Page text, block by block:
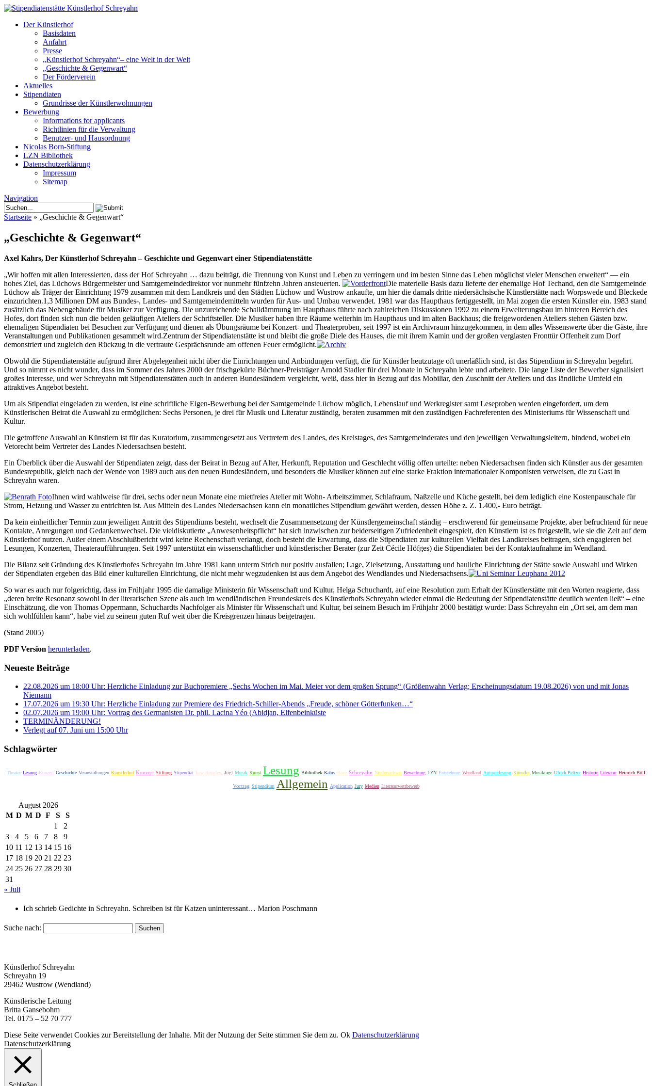
Der Künstlerhof
Basisdaten
Anfahrt
Presse
„Künstlerhof Schreyahn“– eine Welt in der Welt
„Geschichte & Gegenwart“
Der Förderverein
Aktuelles
Stipendiaten
Grundrisse der Künstlerwohnungen
Bewerbung
Informations for applicants
Richtlinien für die Verwaltung
Benutzer- und Hausordnung
Nicolas Born-Stiftung
LZN Bibliothek
Datenschutzerklärung
Impressum
Sitemap
Navigation
Startseite » „Geschichte & Gegenwart“
„Geschichte & Gegenwart“
Axel Kahrs, Der Künstlerhof Schreyahn – Geschichte und Gegenwart einer Stipendiatenstätte
„Wir hoffen mit allen Interessierten, dass der Hof Schreyahn … dazu beiträgt, die Trennung von Kunst und Leben zu verringern und im besten Sinne das Leben möglichst vieler Menschen erweitert“ — ein
hohes Ziel, das Lüchows Bürgermeister und Samtgemeindedirektor vor nunmehr fünfzehn Jahren ansteuerten.
Die materielle Basis dazu lieferte der ehemalige Hof Techand, den die Samtgemeinde
Lüchow als Träger der Einrichtung 1979 zusammen mit dem Landkreis und den Städten Lüchow und Wustrow ankaufte, um hier die damals dritte niedersächsische Künstlerstätte nach Worpswede und Bleckede
einzurichten.1,3 Millionen DM aus Bundes-, Landes- und Samtgemeindemitteln wurden für Aus- und Umbau verwendet. 1981 war das Haupthaus fertiggestellt, im Mai zogen die ersten Künstler ein. 1983 stand
zusätzlich das Nebengebäude für Musiker zur Verfügung. Die unzureichende Schalldämmung im Haupthaus führte nach zahlreichen Diskussionen 1992 zu einem Erweiterungsbau im hinteren Bereich des
Hofes, dort finden sich nun die beiden geläufigen Ateliers der Schriftsteller. Die Musiker haben ihre Räume weiterhin im Haupthaus und im alten Backhaus; die freigewordenen Ateliers stehen Gästen bzw.
ehemaligen Stipendiaten bei Besuchen zur Verfügung und dienen als Übungsräume bei Konzert- und Theaterproben, seit 1997 ist ein Archivraum hinzugekommen, in dem alles Wissenswerte über die Gäste, ihre
Veranstaltungen und Publikationen gesammelt wird.Zentrum der Stipendiatenstätte ist und bleibt die große Diele des Hauses, die mit ihrem Kamin und der großen verglasten Fronttür Offenheit zum Dorf
demonstriert und zugleich den Rückzug in die vertraute Gesprächsrunde am offenen Feuer ermöglicht.
Obwohl die Stipendiatenstätte aufgrund ihrer Abgelegenheit nicht über die Einrichtungen und Anbindungen verfügt, die für Künstler heutzutage oft unerläßlich sind, ist das Stipendium in Schreyahn begehrt.
Und so nimmt es nicht wunder, dass im Sommer des Jahres 2000 der frischgekürte Büchner-Preisträger Arnold Stadler für drei Monate in Schreyahn lebte und arbeitete. Die lange Liste der Bewerber signalisiert
großes Interesse, und wer Schreyahn mit Stipendiatenstätten auch in anderen Bundesländern vergleicht, weiß, dass hier in Bezug auf das Mobiliar, den Zuschnitt der Ateliers und das ländliche Umfeld ein
attraktives Angebot besteht.
Um als Stipendiat eingeladen zu werden, ist eine schriftliche Eigen-Bewerbung bei der Samtgemeinde Lüchow möglich, Lebenslauf und Werkregister samt Leseproben werden eingefordert, um dem
Künstlerischen Beirat die Auswahl zu ermöglichen: Sechs Personen, je drei für Musik und Literatur zuständig, beraten zusammen mit den zuständigen Fachreferenten des Ministeriums für Wissenschaft und
Kultur.
Die getroffene Auswahl an Künstlern ist für das Kuratorium, zusammengesetzt aus Vertretern des Landes, des Kreistages, des Samtgemeinderates und den jeweiligen Verwaltungsleitern, bindend, wobei ein
Vetorecht beim Vertreter des Landes Niedersachsen besteht.
Ein Überblick über die Auswahl der Stipendiaten zeigt, dass der Beirat in Bezug auf Alter, Herkunft, Reputation und Geschlecht völlig offen urteilte: neben Niedersachsen finden sich Künstler aus der gesamten
Bundesrepublik, gleich nach der Wende von 1989 auch aus den neuen Bundesländern, und besonders die Musiker können auf eine starke Fraktion internationaler Komponisten verweisen, die zu Gast in
Schreyahn waren.
Ihnen wird wahlweise für drei, sechs oder neun Monate eine mietfreies Atelier mit Wohn- Arbeitszimmer, Schlafraum, Naßzelle und Küche gestellt, bei dem lediglich eine Kostenpauschale für
Strom, Heizung und Wasser zu entrichten ist. Aus Mitteln des Landes Niedersachsen kann ein monatliches Stipendium gewährt werden, dessen Höhe z. Z. 1.400,- Euro beträgt.
Da kein einheitlicher Termin zum jeweiligen Antritt des Stipendiums besteht, wechselt die Zusammensetzung der Künstlergemeinschaft ständig – erschwerend für gemeinsame Projekte, aber befruchtend für neue
Kontakte, Anregungen und Gedankenwechsel. Die vieldiskutierte „Anwesenheitspflicht“ hat sich inzwischen zur beiderseitigen Zufriedenheit eingespielt, den Künstlern ist es freigestellt, wie sie die Zeit auf dem
Künstlerhof nutzen. Außer einem Abschlußbericht wird keine Rechenschaft verlangt, doch besteht die Erwartung, dass die Stipendiaten zur kulturellen Vielfalt des Landkreises beitragen, sich engagieren bei
Lesungen, Konzerten, Theateraufführungen. Seit 1997 unterstützt ein wissenschaftlicher und künstlerischer Berater (zur Zeit Cécile Höfges) die Stipendiaten bei der Kontaktaufnahme im Wendland.
Die Bilanz seit Gründung des Künstlerhofes Schreyahn im Jahre 1981 kann unterm Strich nur positiv ausfallen; Lage, Zielsetzung, Ausstattung und bauliche Einrichtung der Stätte sowie Auswahl und Wirken
der Stipendiaten ergeben das Bild einer kulturellen Einrichtung, die nicht mehr wegzudenken ist aus dem Angebot des Wendlandes und Niedersachsens.
So war es auch nur folgerichtig, dass im Frühjahr 1995 die damalige Ministerin für Wissenschaft und Kultur, Helga Schuchardt, auf eine Resolution zum Erhalt der Künstlerstätte mit den Worten reagierte, dass
„deren breite Resonanz sowohl in der literarischen Szene als auch im wendländischen Freundeskreis des Künstlerhofs Schreyahn wieder einmal die Bedeutung der Stipendiatenstätte deutlich werden ließ“ – eine
Einschätzung, die von Thomas Oppermann, Schuchardts Nachfolger als Minister für Wissenschaft und Kultur, bei seinem Besuch im Frühjahr 2000 bestätigt wurde: Dass Schreyahn ein „Ort sei, am dem man
sich wohlfühlen kann“, habe viel zu seinem guten Ruf weit über die Kreisgrenzen hinaus beigetragen.
(Stand 2005)
PDF Version herunterladen.
Neueste Beiträge
22.08.2026 um 18:00 Uhr: Herzliche Einladung zur Buchpremiere „Sechs Wochen im Mai. Meier vor dem großen Sprung“ (Größenwahn Verlag; Erscheinungsdatum 19.08.2026) von und mit Jonas
Niemann
17.07.2026 um 19:30 Uhr: Herzliche Einladung zur Premiere des Friedrich-Schiller-Abends „Freude, schöner Götterfunken…“
02.07.2026 um 19:00 Uhr: Vortrag des Germanisten Dr. phil. Lacina Yéo (Abidjan, Elfenbeinküste
TERMINÄNDERUNG!
Verlegt auf 07. Juni um 15:00 Uhr
Schlagwörter
Theater Lesung Konzert Geschichte Veranstaltungen Künstlerhof Konzert Stiftung Stipendiat Lew Kopelew Jirgl Musik Kunst Lesung Bibliothek Kahrs Born Schreyahn Niedersachsen Bewerbung LZN Entstehung Wendland Autorenlesung Künstler Musiktage Ulrich Peltzer Historie Literatur Heinrich Böll
Vortrag Stipendium Allgemein Application Jury Medien Literaturwettbewerb
August 2026
M D M D F S
S
1
2
3
4 5 6 7 8
9
10 11 12 13 14 15 16
17 18 19 20 21 22 23
24 25 26 27 28 29 30
31
« Juli
Ich schrieb Gedichte in Schreyahn. Schreiben ist für Katzen uninteressant… Marion Poschmann
Suche nach:
Künstlerhof Schreyahn
Schreyahn 19
29462 Wustrow (Wendland)
Künstlerische Leitung
Britta Gansebohm
Tel. 0175 – 52 70 777
Diese Seite verwendet Cookies zur Bereitstellung der Inhalte. Mit der Nutzung der Seite stimmen Sie dem zu. Ok Datenschutzerklärung
Datenschutzerklärung